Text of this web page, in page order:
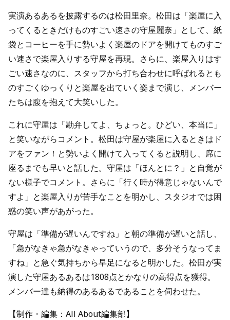
実演あるあるを披露するのは松田里奈。松田は「楽屋に入
ってくるときだけものすごい速さの守屋麗奈」として、紙
袋とコーヒーを手に勢いよく楽屋のドアを開けてものすご
い速さで楽屋入りする守屋を再現。さらに、楽屋入りはす
ごい速さなのに、スタッフから打ち合わせに呼ばれるとも
のすごくゆっくりと楽屋を出ていく姿まで演じ、メンバー
たちは腹を抱えて大笑いした。
これに守屋は「勘弁してよ、ちょっと。ひどい、本当に」
と笑いながらコメント。松田は守屋が楽屋に入るときはド
アをファン！と勢いよく開けて入ってくると説明し、席に
座るまでも早いと話した。守屋は「ほんとに？」と自覚が
ない様子でコメント。さらに「行く時が得意じゃないんで
すよ」と楽屋入りが苦手なことを明かし、スタジオでは困
惑の笑い声があがった。
守屋は「準備が遅いんですね」と朝の準備が遅いと話し、
「急がなきゃ急がなきゃっていうので、多分そうなってま
すね」と急ぐ気持ちから早足になると明かした。松田が実
演した守屋あるあるは1808点とかなりの高得点を獲得。
メンバー達も納得のあるあるであることを伺わせた。
【制作・編集：All About編集部】